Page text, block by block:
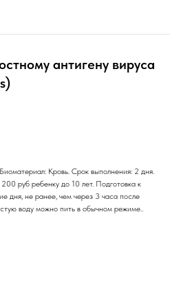
антигену вируса
Кровь. Срок выполнения: 2 дня.
руб ребенку до 10 лет. Подготовка к
дня, не ранее, чем через 3 часа после
воду можно пить в обычном режиме..